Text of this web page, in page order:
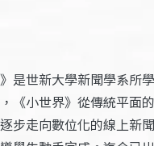
是世新大學新聞學系所
《小世界》從傳統平面
步走向數位化的線上新